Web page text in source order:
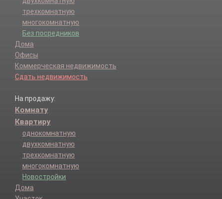
трехкомнатную
многокомнатную
Без посредников
Дома
Офисы
Коммерческая недвижимость
Сдать недвижимость
На продажу:
Комнату
Квартиру
однокомнатную
двухкомнатную
трехкомнатную
многокомнатную
Новостройки
Дома